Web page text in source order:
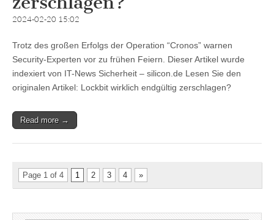
2024-02-20 15:02
Trotz des großen Erfolgs der Operation “Cronos” warnen
Security-Experten vor zu frühen Feiern. Dieser Artikel wurde
indexiert von IT-News Sicherheit – silicon.de Lesen Sie den
originalen Artikel: Lockbit wirklich endgültig zerschlagen?
Read more →
Page 1 of 4 1 2 3 4 »